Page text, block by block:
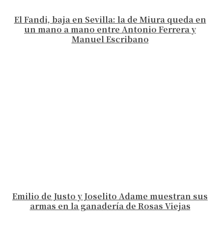
El Fandi, baja en Sevilla: la de Miura queda en
un mano a mano entre Antonio Ferrera y
Manuel Escribano
Emilio de Justo y Joselito Adame muestran sus
armas en la ganadería de Rosas Viejas